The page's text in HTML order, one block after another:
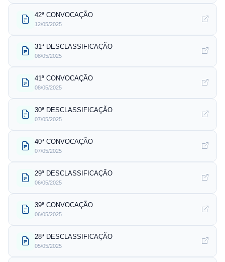
42ª CONVOCAÇÃO
12/05/2025
31ª DESCLASSIFICAÇÃO
08/05/2025
41ª CONVOCAÇÃO
08/05/2025
30ª DESCLASSIFICAÇÃO
07/05/2025
40ª CONVOCAÇÃO
07/05/2025
29ª DESCLASSIFICAÇÃO
06/05/2025
39ª CONVOCAÇÃO
06/05/2025
28ª DESCLASSIFICAÇÃO
05/05/2025